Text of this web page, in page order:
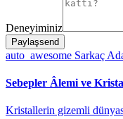
Deneyiminiz
Paylaşsend
auto_awesome Sarkaç
Sebepler Âlemi ve
Kristallerin gizemli